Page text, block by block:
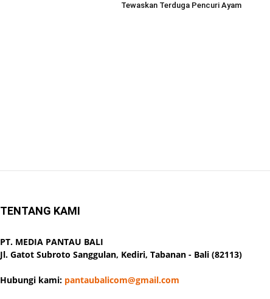
Tewaskan Terduga Pencuri Ayam
TENTANG KAMI
PT. MEDIA PANTAU BALI
Jl. Gatot Subroto Sanggulan, Kediri, Tabanan - Bali (82113)
Hubungi kami: pantaubalicom@gmail.com